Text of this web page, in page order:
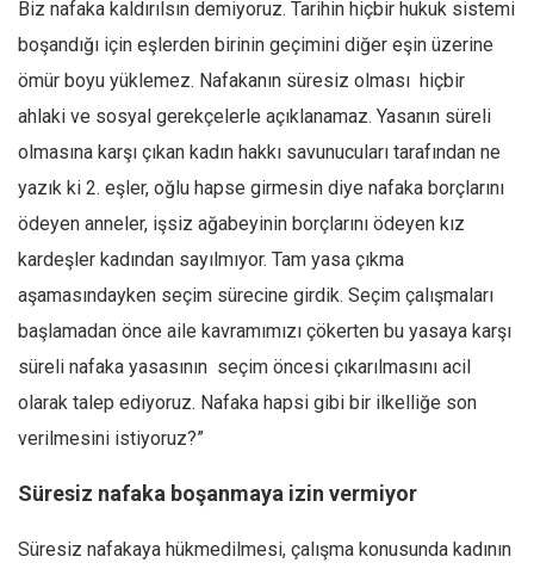
Biz nafaka kaldırılsın demiyoruz. Tarihin hiçbir hukuk sistemi
boşandığı için eşlerden birinin geçimini diğer eşin üzerine
ömür boyu yüklemez. Nafakanın süresiz olması hiçbir
ahlaki ve sosyal gerekçelerle açıklanamaz. Yasanın süreli
olmasına karşı çıkan kadın hakkı savunucuları tarafından ne
yazık ki 2. eşler, oğlu hapse girmesin diye nafaka borçlarını
ödeyen anneler, işsiz ağabeyinin borçlarını ödeyen kız
kardeşler kadından sayılmıyor. Tam yasa çıkma
aşamasındayken seçim sürecine girdik. Seçim çalışmaları
başlamadan önce aile kavramımızı çökerten bu yasaya karşı
süreli nafaka yasasının seçim öncesi çıkarılmasını acil
olarak talep ediyoruz. Nafaka hapsi gibi bir ilkelliğe son
verilmesini istiyoruz?”
Süresiz nafaka boşanmaya izin vermiyor
Süresiz nafakaya hükmedilmesi, çalışma konusunda kadının